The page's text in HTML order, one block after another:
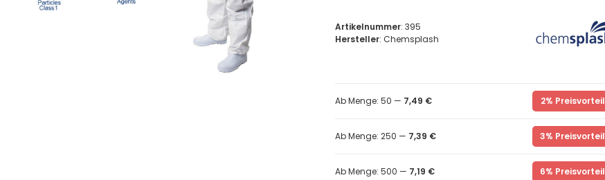
Artikelnummer: 395
Hersteller: Chemsplash
Ab Menge: 50 — 7,49 € 2% Preisvorteil
Ab Menge: 250 — 7,39 € 3% Preisvorteil
Ab Menge: 500 — 7,19 € 6% Preisvorteil